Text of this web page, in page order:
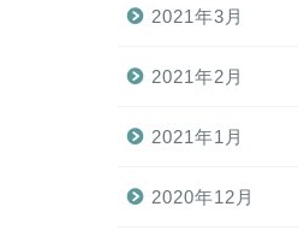
2021年3月
2021年2月
2021年1月
2020年12月